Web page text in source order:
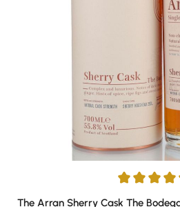
Average rating of 5 out of 5 stars
The Arran Sherry Cask The